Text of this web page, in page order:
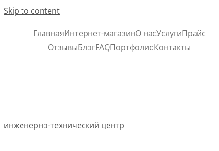
Skip to content
ГлавнаяИнтернет-магазинО насУслугиПрайс
ОтзывыБлогFAQПортфолиоКонтакты
инженерно-технический центр